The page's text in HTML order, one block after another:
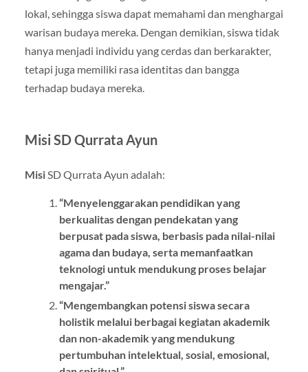
lokal, sehingga siswa dapat memahami dan menghargai
warisan budaya mereka. Dengan demikian, siswa tidak
hanya menjadi individu yang cerdas dan berkarakter,
tetapi juga memiliki rasa identitas dan bangga
terhadap budaya mereka.
Misi SD Qurrata Ayun
MisiSD Qurrata Ayun adalah:
“Menyelenggarakan pendidikan yang
berkualitas dengan pendekatan yang
berpusat pada siswa, berbasis pada nilai-nilai
agama dan budaya, serta memanfaatkan
teknologi untuk mendukung proses belajar
mengajar.”
“Mengembangkan potensi siswa secara
holistik melalui berbagai kegiatan akademik
dan non-akademik yang mendukung
pertumbuhan intelektual, sosial, emosional,